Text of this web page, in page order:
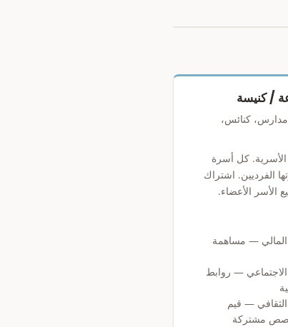
/ كنيسة
كنائس،
كل أسرة
الفرديين. اشتراك
الأسر الأعضاء.
— مساهمة
— روابط
— قيم
مشتركة